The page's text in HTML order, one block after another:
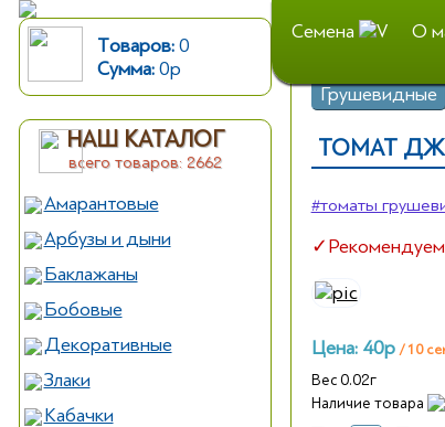
Товаров: 0
Сумма: 0р
НАШ КАТАЛОГ
всего товаров: 2662
Амарантовые
Арбузы и дыни
Баклажаны
Бобовые
Декоративные
Злаки
Кабачки
Семена О
ТОМАТ
#томаты
✓Рекомендуем
Цена:40р / 10
Вес 0.02г
Наличие товара